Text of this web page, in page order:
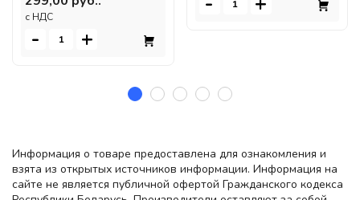
c НДС
- +
Информация о товаре предоставлена для ознакомления и
взята из открытых источников информации. Информация на
сайте не является публичной офертой Гражданского кодекса